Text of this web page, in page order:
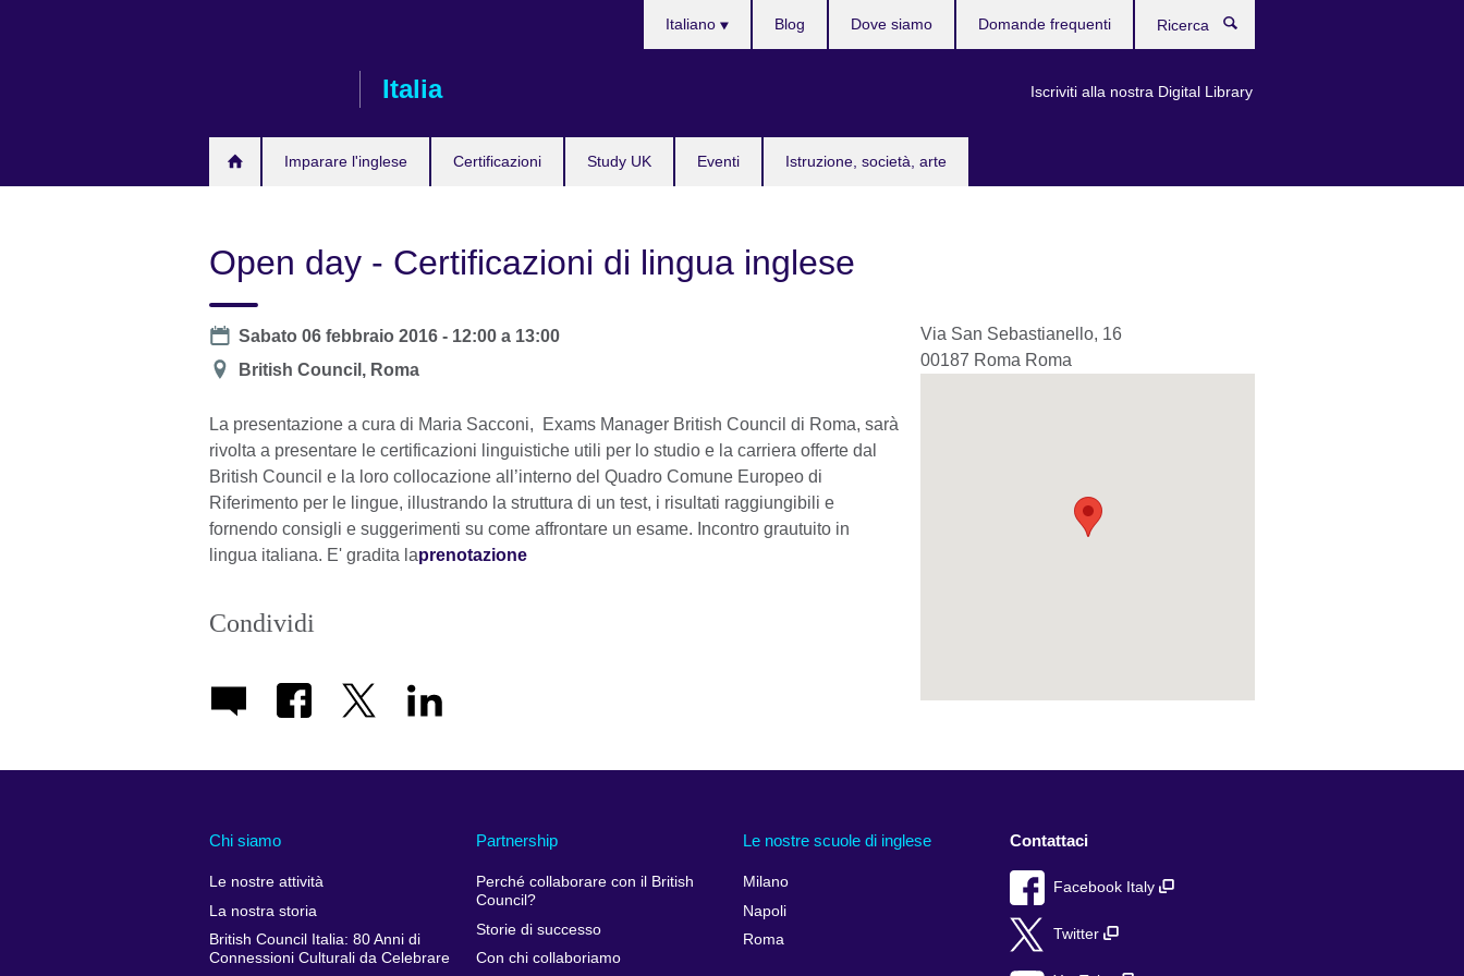
Italia
Imparare l'inglese Certificazioni Study UK Eventi Istruzione, società, arte
Italiano
Iscriviti alla nostra Digital Library
Blog Dove siamo Domande frequenti
Open day - Certificazioni di lingua inglese
Date
Sabato 06 febbraio 2016 - 12:00 a 13:00
Location
British Council, Roma
La presentazione a cura di Maria Sacconi, Exams Manager British Council di Roma, sarà
rivolta a presentare le certificazioni linguistiche utili per lo studio e la carriera offerte dal
British Council e la loro collocazione all’interno del Quadro Comune Europeo di
Riferimento per le lingue, illustrando la struttura di un test, i risultati raggiungibili e
fornendo consigli e suggerimenti su come affrontare un esame. Incontro grautuito in
lingua italiana. E' gradita laprenotazione
Condividi
Via San Sebastianello, 16
00187 Roma Roma
Chi siamo
Le nostre attività
La nostra storia
British Council Italia: 80 Anni di
Connessioni Culturali da Celebrare
Partnership
Perché collaborare con il British
Council?
Storie di successo
Con chi collaboriamo
Le nostre scuole di inglese
Milano
Napoli
Roma
Contattaci
Facebook Italy
Twitter